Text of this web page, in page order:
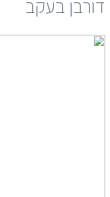
דורבן בעקב